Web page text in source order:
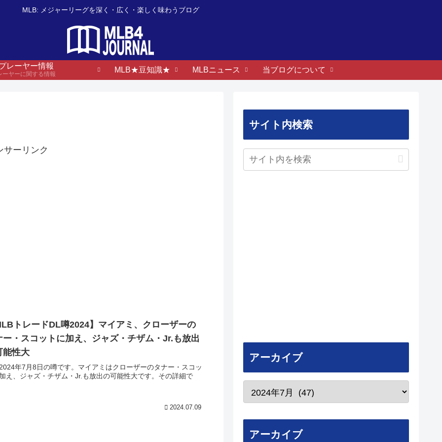
MLB: メジャーリーグを深く・広く・楽しく味わうブログ
レーヤー情報
ーヤーに関する情報
MLB★豆知識★ MLBニュース 当ブログについて
サーリンク
トレードDL噂2024】マイアミ、クローザーの
ー・スコットに加え、ジャズ・チザム・Jr.も放出
能性大
年7月8日の噂です。マイアミはクローザーのタナー・スコッ
え、ジャズ・チザム・Jr.も放出の可能性大です。その詳細で
2024.07.09
サイト内検索
アーカイブ
アーカイブ